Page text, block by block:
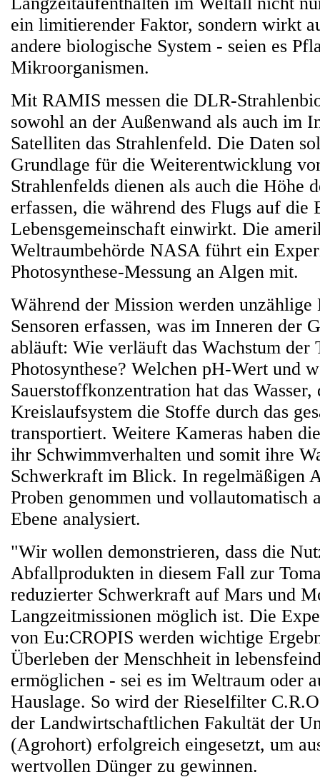
ein limitierender Faktor, sondern wirkt
andere biologische System - seien es
Mikroorganismen.
Mit RAMIS messen die DLR-
sowohl an der Außenwand als auch im
Satelliten das Strahlenfeld. Die Daten
Grundlage für die Weiterentwicklung
Strahlenfelds dienen als auch die Höhe
erfassen, die während des Flugs auf die
Lebensgemeinschaft einwirkt. Die
Weltraumbehörde NASA führt ein
Photosynthese-Messung an Algen mit.
Während der Mission werden unzählige
Sensoren erfassen, was im Inneren der
abläuft: Wie verläuft das Wachstum der
Photosynthese? Welchen pH-Wert und
Sauerstoffkonzentration hat das Wasser,
Kreislaufsystem die Stoffe durch das
transportiert. Weitere Kameras haben
ihr Schwimmverhalten und somit ihre
Schwerkraft im Blick. In regelmäßigen
Proben genommen und vollautomatisch
Ebene analysiert.
"Wir wollen demonstrieren, dass die
Abfallprodukten in diesem Fall zur
reduzierter Schwerkraft auf Mars und
Langzeitmissionen möglich ist. Die
von Eu:CROPIS werden wichtige
Überleben der Menschheit in
ermöglichen - sei es im Weltraum oder
Hauslage. So wird der Rieselfilter
der Landwirtschaftlichen Fakultät der
(Agrohort) erfolgreich eingesetzt, um
wertvollen Dünger zu gewinnen.